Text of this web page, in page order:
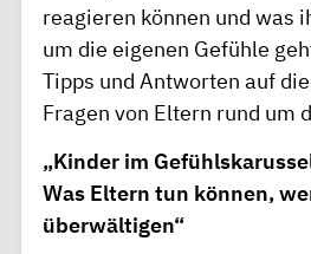
reagieren können und was
um die eigenen Gefühle
Tipps und Antworten auf
Fragen von Eltern rund um
„Kinder im
Was Eltern tun können,
überwältigen“